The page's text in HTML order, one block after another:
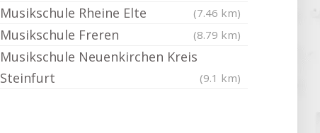
Musikschule Rheine Elte (7.46 km)
Musikschule Freren (8.79 km)
Musikschule Neuenkirchen Kreis
Steinfurt
(9.1 km)